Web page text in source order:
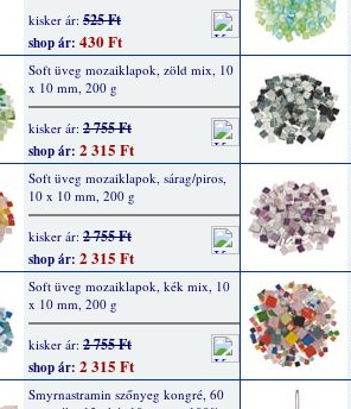
kisker ár: 525 Ft
shop ár: 430 Ft
Soft üveg mozaiklapok, zöld mix, 10
x 10 mm, 200 g
kisker ár: 2 755 Ft
shop ár: 2 315 Ft
Soft üveg mozaiklapok, sárag/piros,
10 x 10 mm, 200 g
kisker ár: 2 755 Ft
shop ár: 2 315 Ft
Soft üveg mozaiklapok, kék mix, 10
x 10 mm, 200 g
kisker ár: 2 755 Ft
shop ár: 2 315 Ft
Smyrnastramin szőnyeg kongré, 60